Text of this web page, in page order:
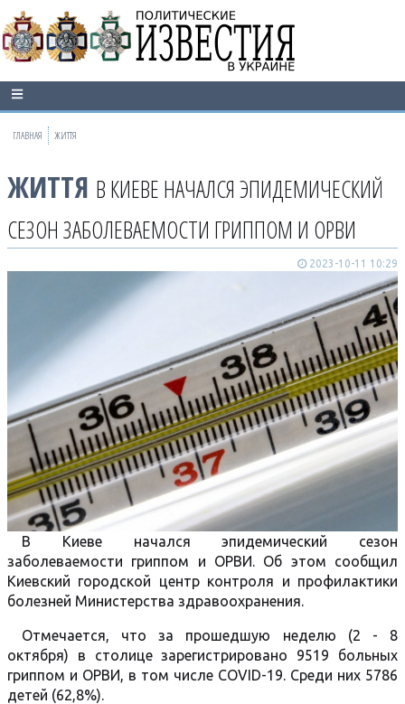
ГЛАВНАЯ ЖИТТЯ
ЖИТТЯ В КИЕВЕ НАЧАЛСЯ ЭПИДЕМИЧЕСКИЙ
СЕЗОН ЗАБОЛЕВАЕМОСТИ ГРИППОМ И ОРВИ
2023-10-11 10:29
В Киеве начался эпидемический сезон
заболеваемости гриппом и ОРВИ. Об этом сообщил
Киевский городской центр контроля и профилактики
болезней Министерства здравоохранения.
Отмечается, что за прошедшую неделю (2 - 8
октября) в столице зарегистрировано 9519 больных
гриппом и ОРВИ, в том числе COVID-19. Среди них 5786
детей (62,8%).